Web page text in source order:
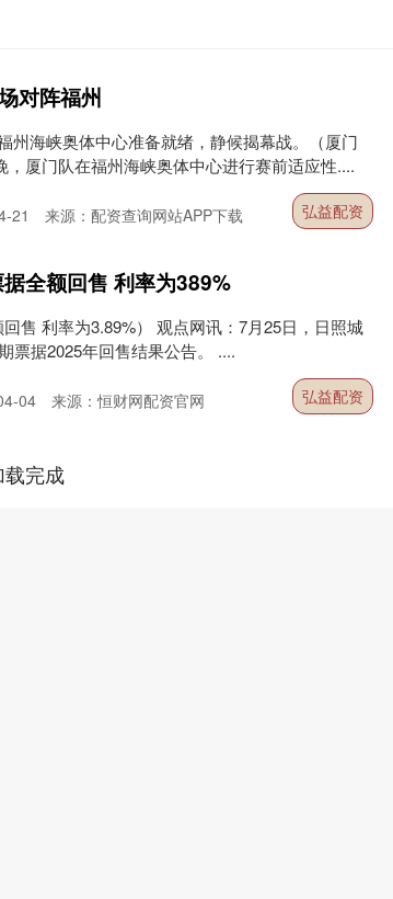
对阵福州
州海峡奥体中心准备就绪，静候揭幕战。（厦门
厦门队在福州海峡奥体中心进行赛前适应性....
弘益配资
21 来源：配资查询网站APP下载
全额回售 利率为389%
售 利率为3.89%） 观点网讯：7月25日，日照城
票据2025年回售结果公告。 ....
弘益配资
04 来源：恒财网配资官网
完成